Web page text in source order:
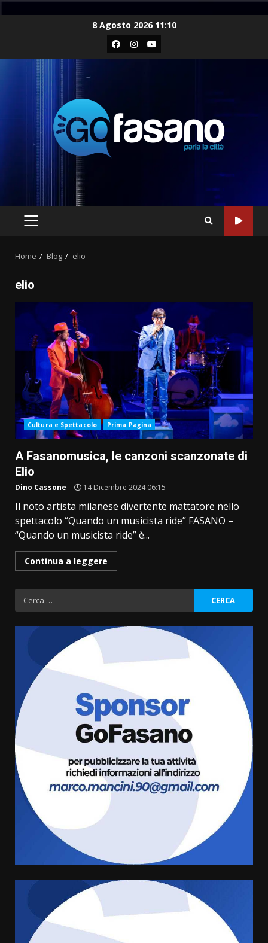
8 Agosto 2026 11:10
Facebook
Instagram
Youtube
PRIMARY
Home Blog elio
elio
Cultura e Spettacolo Prima Pagina
A Fasanomusica, le canzoni scanzonate di
Elio
Dino Cassone 14 Dicembre 2024 06:15
Il noto artista milanese divertente mattatore nello
spettacolo “Quando un musicista ride” FASANO –
“Quando un musicista ride” è...
Continua a leggere
Ricerca
per:
“I Contestatori: Musica di
Rivoluzione”: nuovo
appuntamento con “Fasano in
Banda”
7 Agosto 2026 06:05
US Fasano, Scianaro: “Profonda
amarezza per esclusione dal
campionato di calcio”
Fasanese ferito a colpi di arma
da fuoco
6 Agosto 2026 18:13